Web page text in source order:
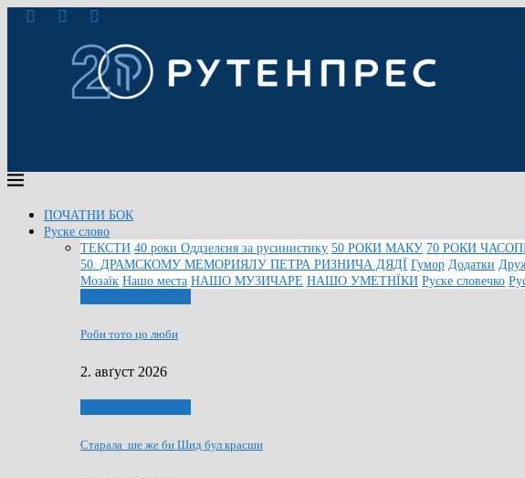
ПОЧАТНИ БОК
Руске слово
ТЕКСТИ 40 роки Оддзелєня за русинистику 50 РОКИ МАКУ 70 РОКИ
50. ДРАМСКОМУ МЕМОРИЯЛУ ПЕТРА РИЗНИЧА ДЯДЇ Гумор Додатки
Мозаїк Нашо места НАШО МУЗИЧАРЕ НАШО УМЕТНЇКИ Руске словечко
Роби тото цо люби
2. авґуст 2026
Старала ше же би Шид бул красши